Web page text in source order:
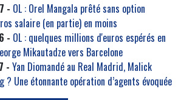
- OL : Orel Mangala prêté sans option
salaire (en partie) en moins
- OL : quelques millions d'euros espérés en
Mikautadze vers Barcelone
- Yan Diomandé au Real Madrid, Malick
? Une étonnante opération d’agents évoquée